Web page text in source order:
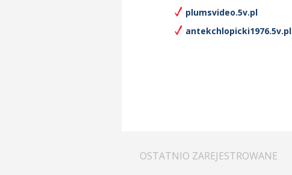
plumsvideo.5v.pl
antekchlopicki1976.5v.pl
OSTATNIO ZAREJESTROWANE